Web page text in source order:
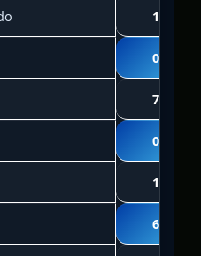
1
0
7
0
1
6